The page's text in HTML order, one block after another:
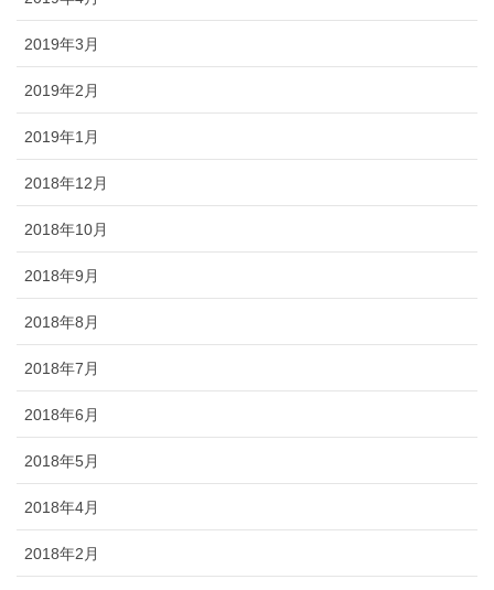
2019年3月
2019年2月
2019年1月
2018年12月
2018年10月
2018年9月
2018年8月
2018年7月
2018年6月
2018年5月
2018年4月
2018年2月